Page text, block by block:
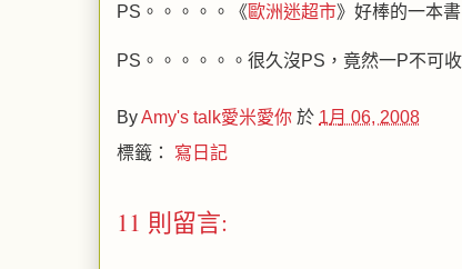
PS。。。。。《歐洲迷超市》好棒的一本
PS。。。。。。很久沒PS，竟然一P不可
ByAmy's talk愛米愛你 於 1月 06, 2008
標籤： 寫日記
11 則留言: